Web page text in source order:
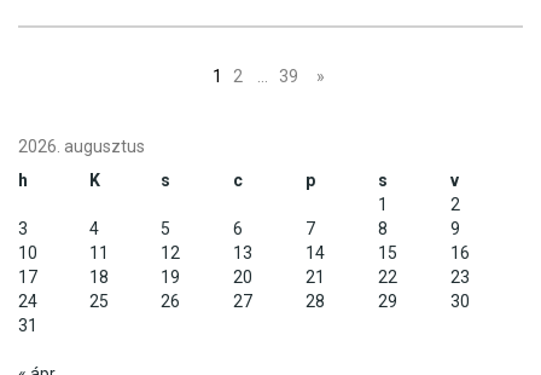
1 2 39 »
2026. augusztus
h
K s c p s
v
1
2
3
4 5 6 7 8
9
10
11 12 13 14 15
16
17
18 19 20 21 22
23
24
25 26 27 28 29
30
31